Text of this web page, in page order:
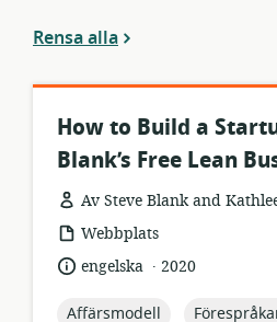
Rensa alla
How to Build a
Blank’s Free Lean
Av Steve Blank and
resursformat:
Webbplats
språk:engelska .
publiceringsdatum:
2020
topic:
Affärsmodell topic: